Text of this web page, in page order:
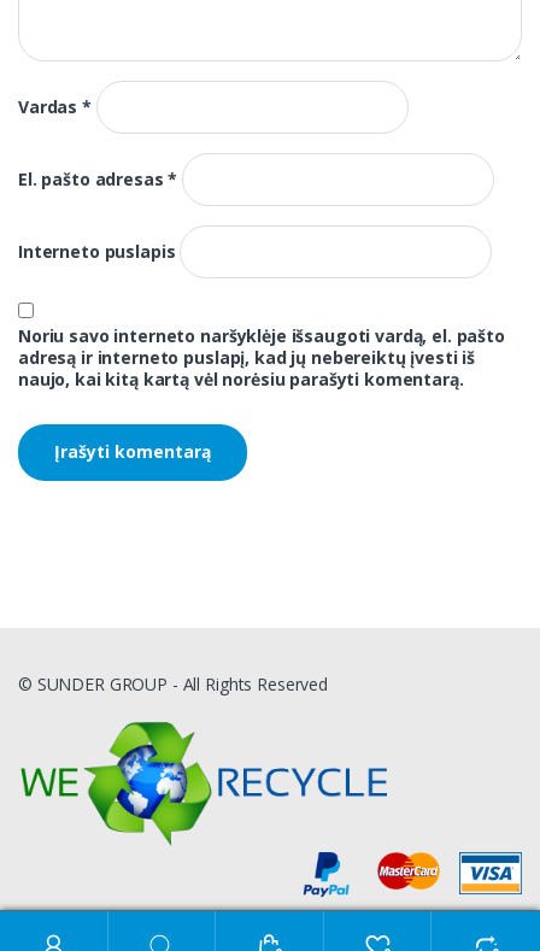
Vardas*
El. pašto adresas*
Interneto puslapis
Noriu savo interneto naršyklėje išsaugoti vardą, el. pašto
adresą ir interneto puslapį, kad jų nebereiktų įvesti iš
naujo, kai kitą kartą vėl norėsiu parašyti komentarą.
© SUNDER GROUP - All Rights Reserved
Ieškoti: